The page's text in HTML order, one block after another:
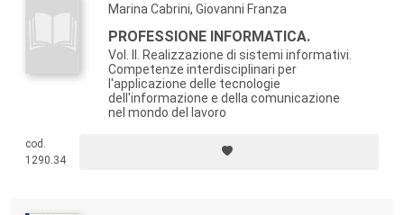
Marina Cabrini, Giovanni Franza
PROFESSIONE INFORMATICA.
Vol. II. Realizzazione di sistemi informativi.
Competenze interdisciplinari per
l'applicazione delle tecnologie
dell'informazione e della comunicazione
nel mondo del lavoro
cod.
1290.34